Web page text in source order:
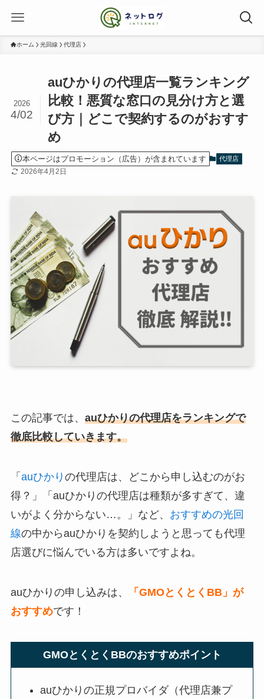
ホーム 光回線 代理店
auひかりの代理店一覧ランキング
比較！悪質な窓口の見分け方と選
び方｜どこで契約するのがおすす
め
2026
4/02
本ページはプロモーション（広告）が含まれています 代理店
2026年4月2日
この記事では、 auひかりの代理店をランキングで
徹底比較していきます。
「 auひかり の代理店は、どこから申し込むのがお
得？」「auひかりの代理店は種類が多すぎて、違
いがよく分からない…。」など、 おすすめの光回
線の中からauひかりを契約しようと思っても代理
店選びに悩んでいる方は多いですよね。
auひかりの申し込みは、
「GMOとくとくBB」が
おすすめです！
GMOとくとくBBのおすすめポイント
auひかりの正規プロバイダ（代理店兼プ